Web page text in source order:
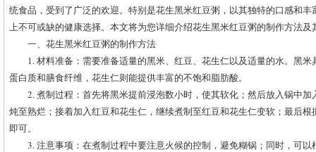
统食品，受到了广泛的欢迎。特别是花生黑米红豆粥，以其独特的口感和
上不可或缺的健康选择。本文将为您详细介绍花生黑米红豆粥的制作方法及
一、花生黑米红豆粥的制作方法
1. 材料准备：需要准备适量的黑米、红豆、花生仁以及适量的水。黑
蛋白质和膳食纤维，花生仁则能提供丰富的不饱和脂肪酸。
2. 煮制过程：首先将黑米提前浸泡数小时，使其软化；然后放入锅中
炖至熟烂；接着加入红豆和花生仁，继续煮制至红豆和花生仁变软；最后
即可。
3. 注意事项：在煮制过程中要注意火候的控制，避免糊锅；同时，可